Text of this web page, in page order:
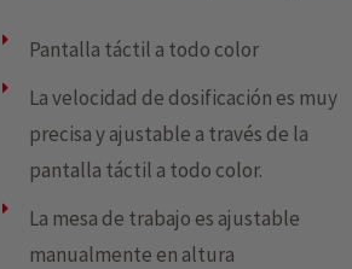
Pantalla táctil a todo color
La velocidad de dosificación es muy
precisa y ajustable a través de la
pantalla táctil a todo color.
La mesa de trabajo es ajustable
manualmente en altura